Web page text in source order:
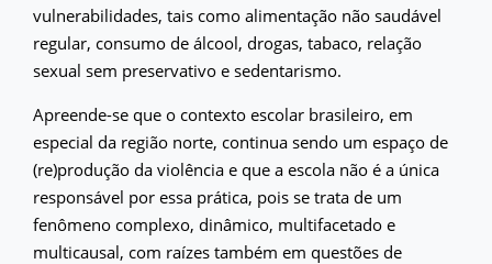
vulnerabilidades, tais como alimentação não saudável
regular, consumo de álcool, drogas, tabaco, relação
sexual sem preservativo e sedentarismo.
Apreende-se que o contexto escolar brasileiro, em
especial da região norte, continua sendo um espaço de
(re)produção da violência e que a escola não é a única
responsável por essa prática, pois se trata de um
fenômeno complexo, dinâmico, multifacetado e
multicausal, com raízes também em questões de